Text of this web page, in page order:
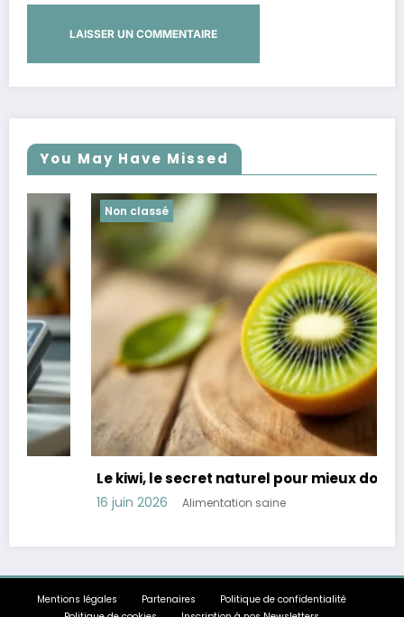
You May Have Missed
Non classé
Le kiwi, le secret naturel pour mieux dormir
16 juin 2026 Alimentation saine
Mentions légales Partenaires
Politique de confidentialité